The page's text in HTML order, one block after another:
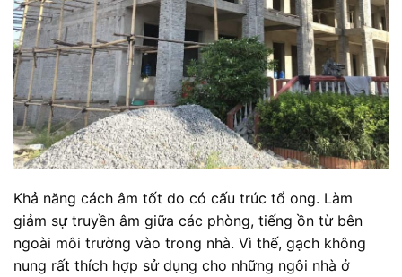
Khả năng cách âm tốt do có cấu trúc tổ ong. Làm
giảm sự truyền âm giữa các phòng, tiếng ồn từ bên
ngoài môi trường vào trong nhà. Vì thế, gạch không
nung rất thích hợp sử dụng cho những ngôi nhà ở